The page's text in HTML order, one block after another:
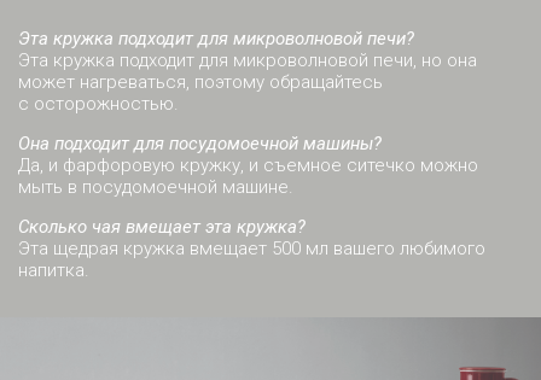
Эта кружка подходит для микроволновой печи?
Эта кружка подходит для микроволновой печи, но она
может нагреваться, поэтому обращайтесь
с осторожностью.
Она подходит для посудомоечной машины?
Да, и фарфоровую кружку, и съемное ситечко можно
мыть в посудомоечной машине.
Сколько чая вмещает эта кружка?
Эта щедрая кружка вмещает 500 мл вашего любимого
напитка.